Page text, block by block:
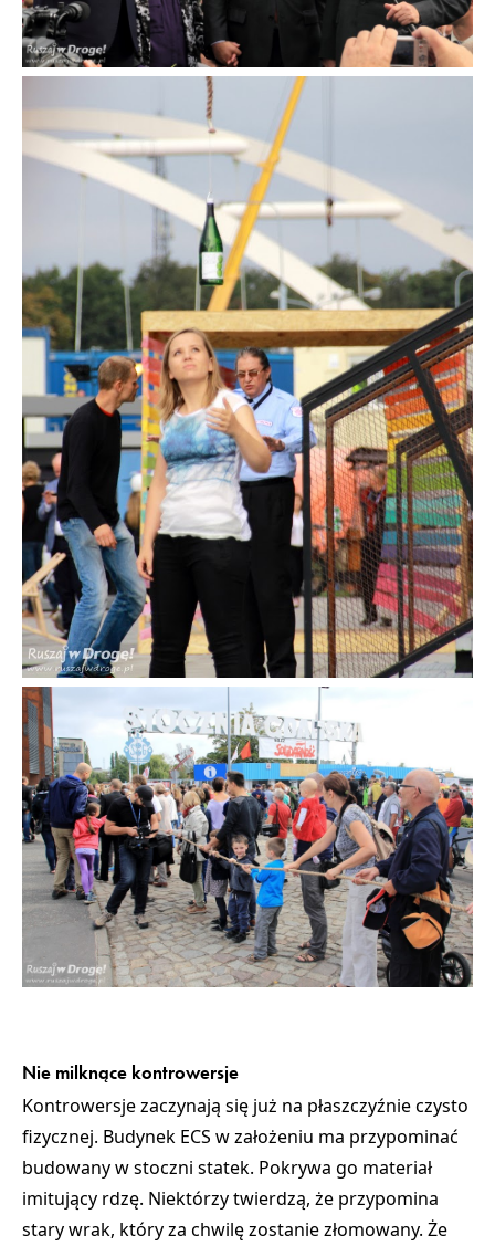
Nie milknące kontrowersje
Kontrowersje zaczynają się już na płaszczyźnie czysto
fizycznej. Budynek ECS w założeniu ma przypominać
budowany w stoczni statek. Pokrywa go materiał
imitujący rdzę. Niektórzy twierdzą, że przypomina
stary wrak, który za chwilę zostanie złomowany. Że